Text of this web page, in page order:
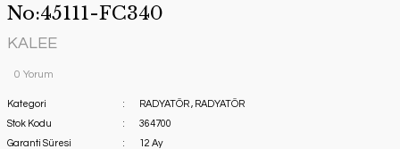
No:45111-FC340
KALEE
0 Yorum
Kategori RADYATÖR , RADYATÖR
Stok Kodu
364700
Garanti Süresi
12 Ay